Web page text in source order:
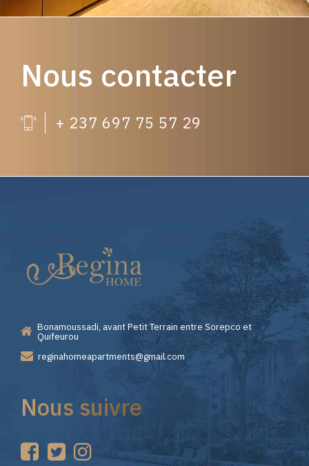
Nous contacter
+ 237 697 75 57 29
Casino
—
Premiers
Pas
sur
Bonamoussadi, avant Petit Terrain entre Sorepco et
Quifeurou
reginahomeapartments@gmail.com
Nous suivre